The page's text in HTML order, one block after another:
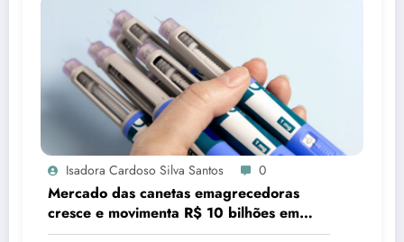
Isadora Cardoso Silva Santos 0
Mercado das canetas emagrecedoras
cresce e movimenta R$ 10 bilhões em
quatro anos